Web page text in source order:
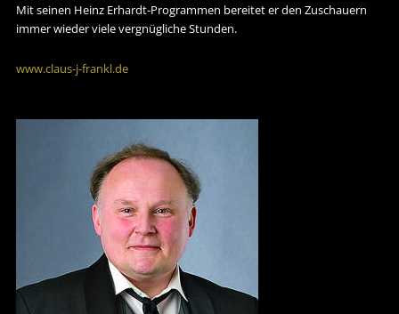
Mit seinen Heinz Erhardt-Programmen bereitet er den Zuschauern
immer wieder viele vergnügliche Stunden.
www.claus-j-frankl.de